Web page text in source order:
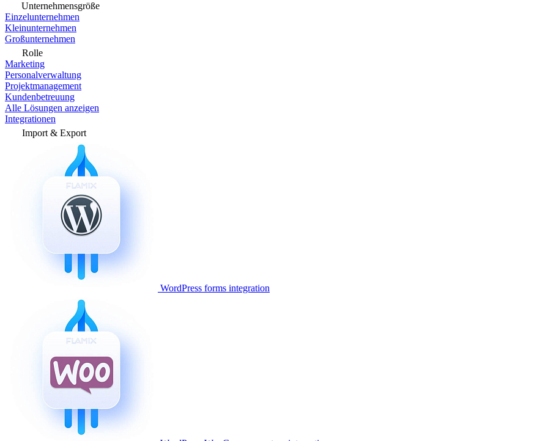
Unternehmensgröße
Einzelunternehmen
Kleinunternehmen
Großunternehmen
Rolle
Marketing
Personalverwaltung
Projektmanagement
Kundenbetreuung
Alle Lösungen anzeigen
Integrationen
Import & Export
WordPress forms integration